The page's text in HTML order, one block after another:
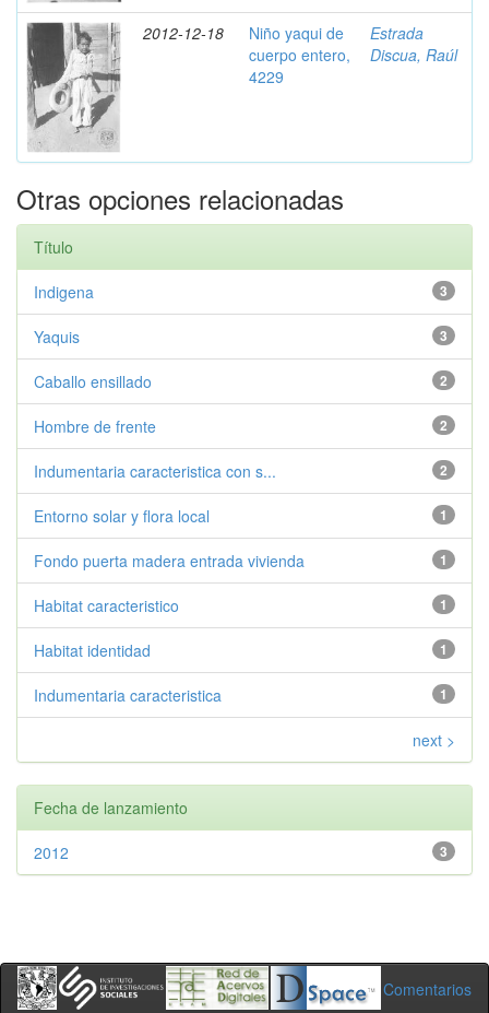
2012-12-18
Niño yaqui de
cuerpo entero,
4229
Estrada
Discua, Raúl
Otras opciones relacionadas
Título
3
Indigena
3
Yaquis
2
Caballo ensillado
2
Hombre de frente
2
Indumentaria caracteristica con s...
1
Entorno solar y flora local
1
Fondo puerta madera entrada vivienda
1
Habitat caracteristico
1
Habitat identidad
1
Indumentaria caracteristica
next >
Fecha de lanzamiento
3
2012
Comentarios